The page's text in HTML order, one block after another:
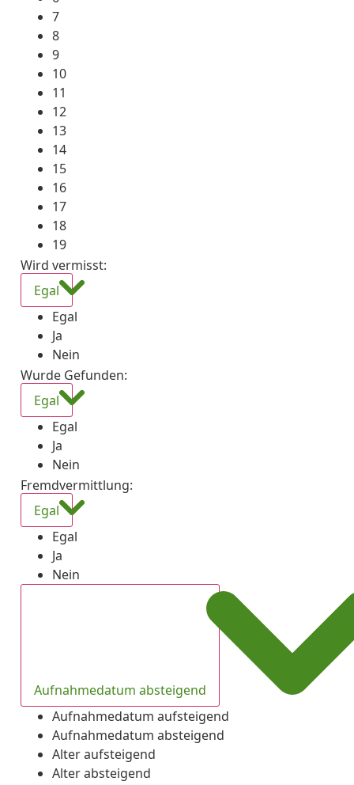
7
8
9
10
11
12
13
14
15
16
17
18
19
Wird vermisst:
Egal
Egal
Ja
Nein
Wurde Gefunden:
Egal
Egal
Ja
Nein
Fremdvermittlung:
Egal
Egal
Ja
Nein
Aufnahmedatum absteigend
Aufnahmedatum aufsteigend
Aufnahmedatum absteigend
Alter aufsteigend
Alter absteigend